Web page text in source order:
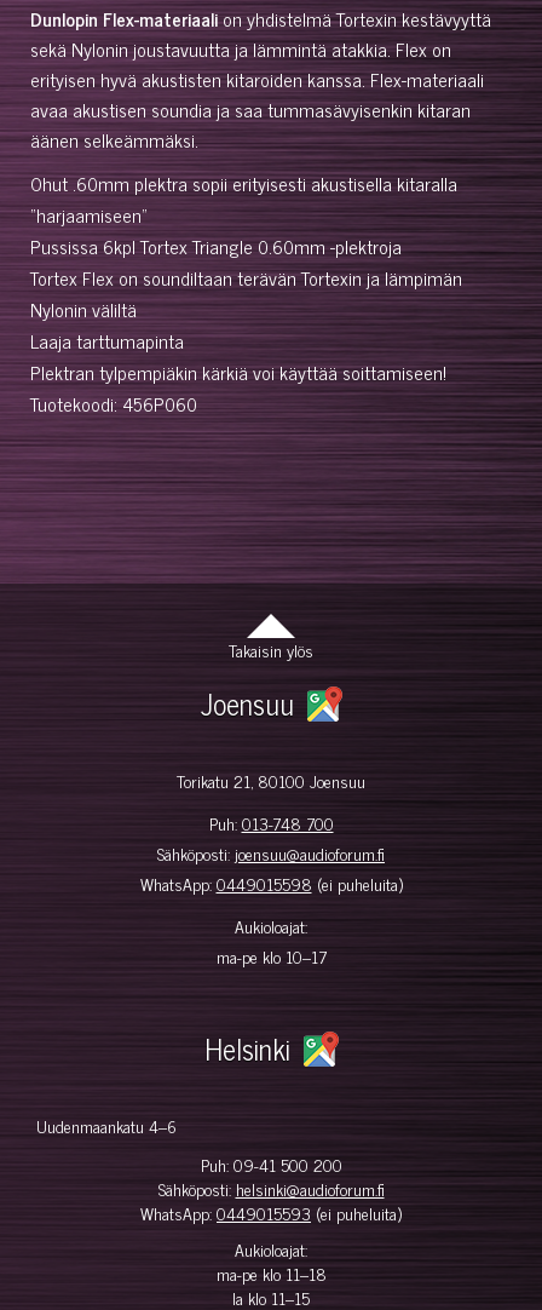
Dunlopin Flex-materiaalion yhdistelmä Tortexin kestävyyttä
sekä Nylonin joustavuutta ja lämmintä atakkia. Flex on
erityisen hyvä akustisten kitaroiden kanssa. Flex-materiaali
avaa akustisen soundia ja saa tummasävyisenkin kitaran
äänen selkeämmäksi.
Ohut .60mm plektra sopii erityisesti akustisella kitaralla
"harjaamiseen"
Pussissa 6kpl Tortex Triangle 0.60mm -plektroja
Tortex Flex on soundiltaan terävän Tortexin ja lämpimän
Nylonin väliltä
Laaja tarttumapinta
Plektran tylpempiäkin kärkiä voi käyttää soittamiseen!
Tuotekoodi: 456P060
Takaisin ylös
Joensuu
Torikatu 21, 80100 Joensuu
Puh:013-748 700
Sähköposti: joensuu@audioforum.fi
WhatsApp:0449015598 (ei puheluita)
Aukioloajat:
ma-pe klo 10–17
Helsinki
Uudenmaankatu 4–6
Puh:09-41 500 200
Sähköposti: helsinki@audioforum.fi
WhatsApp:0449015593 (ei puheluita)
Aukioloajat:
ma-pe klo 11–18
la klo 11–15